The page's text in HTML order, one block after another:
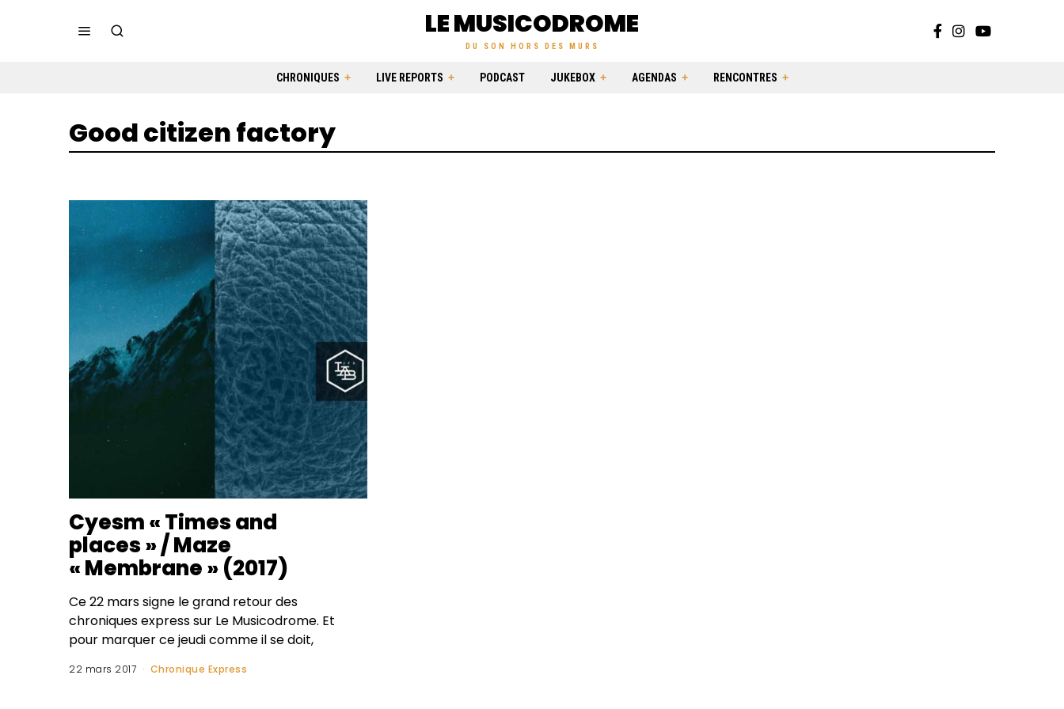
LE MUSICODROME
DU SON HORS DES MURS
CHRONIQUES LIVE REPORTS PODCAST JUKEBOX AGENDAS RENCONTRES
Good citizen factory
Cyesm « Times and
places » / Maze
« Membrane » (2017)
Ce 22 mars signe le grand retour des
chroniques express sur Le Musicodrome. Et
pour marquer ce jeudi comme il se doit,
22 mars 2017 Chronique Express